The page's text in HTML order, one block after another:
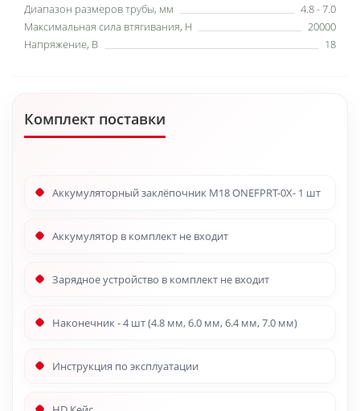
Диапазон размеров трубы, мм
4.8 - 7.0
Максимальная сила втягивания, Н
20000
Напряжение, В
18
Комплект поставки
Аккумуляторный заклёпочник M18 ONEFPRT-0X- 1 шт
Аккумулятор в комплект не входит
Зарядное устройство в комплект не входит
Наконечник - 4 шт (4.8 мм, 6.0 мм, 6.4 мм, 7.0 мм)
Инструкция по эксплуатации